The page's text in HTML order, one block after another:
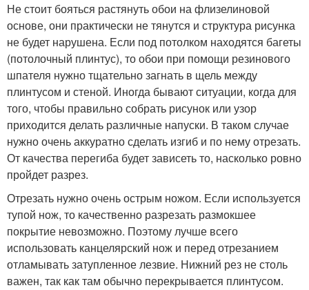
Не стоит бояться растянуть обои на флизелиновой
основе, они практически не тянутся и структура рисунка
не будет нарушена. Если под потолком находятся багеты
(потолочный плинтус), то обои при помощи резинового
шпателя нужно тщательно загнать в щель между
плинтусом и стеной. Иногда бывают ситуации, когда для
того, чтобы правильно собрать рисунок или узор
приходится делать различные напуски. В таком случае
нужно очень аккуратно сделать изгиб и по нему отрезать.
От качества перегиба будет зависеть то, насколько ровно
пройдет разрез.
Отрезать нужно очень острым ножом. Если используется
тупой нож, то качественно разрезать размокшее
покрытие невозможно. Поэтому лучше всего
использовать канцелярский нож и перед отрезанием
отламывать затупленное лезвие. Нижний рез не столь
важен, так как там обычно перекрывается плинтусом.